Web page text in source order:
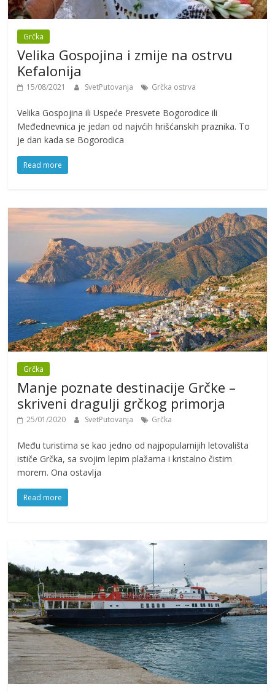
Grčka
Velika Gospojina i zmije na ostrvu
Kefalonija
15/08/2021 SvetPutovanja Grčka ostrva
Velika Gospojina ili Uspeće Presvete Bogorodice ili
Međednevnica je jedan od najvćih hrišćanskih praznika. To
je dan kada se Bogorodica
Read more
Grčka
Manje poznate destinacije Grčke –
skriveni dragulji grčkog primorja
25/01/2020 SvetPutovanja Grčka
Među turistima se kao jedno od najpopularnijih letovališta
ističe Grčka, sa svojim lepim plažama i kristalno čistim
morem. Ona ostavlja
Read more